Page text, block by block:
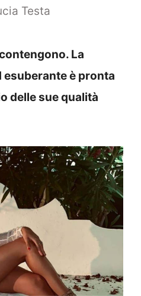
Testa
La
è pronta
delle sue qualità